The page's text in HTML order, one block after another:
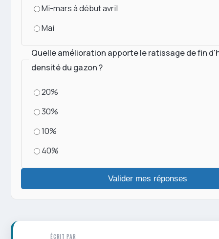
Mi-mars à début avril
Mai
Quelle amélioration apporte le ratissage de fin
densité du gazon ?
20%
30%
10%
40%
Valider mes réponses
ÉCRIT PAR